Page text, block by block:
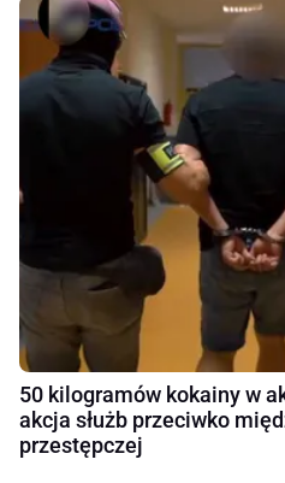
50 kilogramów kokainy w
akcja służb przeciwko
przestępczej